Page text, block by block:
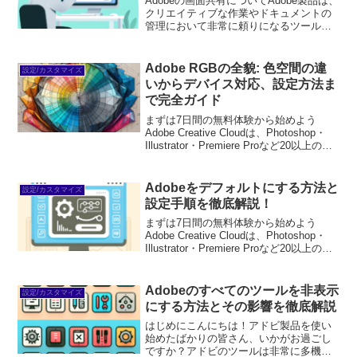
クリエイティブな作業やドキュメントの
管理において非常に頼りになるツールで
とがあるかもしれません。この記事で
は、Adobeの...
設定/カスタマイズ
Adobe RGBの全貌: 色空間の違
いからデバイス対応、設定方法ま
で完全ガイド
まずは7日間の無料体験から始めよう
Adobe Creative Cloudは、Photoshop・
Illustrator・Premiere Proなど20以上のア
→※...
設定/カスタマイズ
Adobeをデフォルトにする方法と
設定手順を徹底解説！
まずは7日間の無料体験から始めよう
Adobe Creative Cloudは、Photoshop・
Illustrator・Premiere Proなど20以上のア
→※...
設定/カスタマイズ
Adobeのすべてのツールを非表示
にする方法とその影響を徹底解説
はじめにこんにちは！アドビ製品を使い
始めたばかりの皆さん、いかがお過ごし
ですか？アドビのツールは非常に多機能